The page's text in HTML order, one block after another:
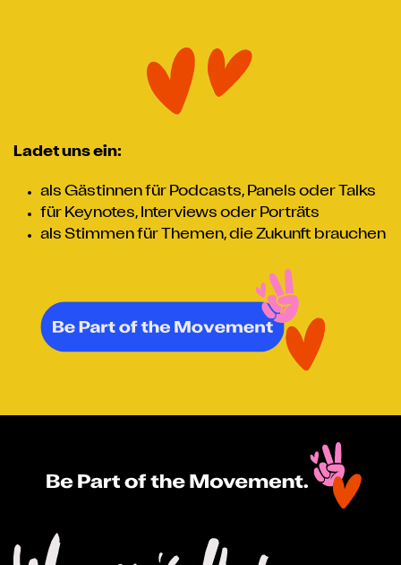
Ladet uns ein:
als Gästinnen für Podcasts, Panels oder Talks
für Keynotes, Interviews oder Porträts
als Stimmen für Themen, die Zukunft brauchen